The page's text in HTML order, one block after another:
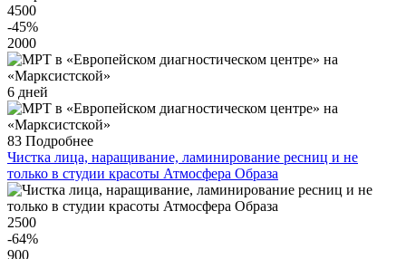
4500
-45%
2000
6 дней
83 Подробнее
Чистка лица, наращивание, ламинирование ресниц и не
только в студии красоты Атмосфера Образа
2500
-64%
900